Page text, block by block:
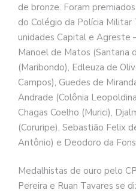
de bronze. Foram
do Colégio da Polícia
unidades Capital e Agreste
Manoel de Matos (Santana
(Maribondo), Edleuza de
Campos), Guedes de
Andrade (Colônia
Chagas Coelho (Murici),
(Coruripe), Sebastião Felix
Antônio) e Deodoro da
Medalhistas de ouro pelo
Pereira e Ruan Tavares se